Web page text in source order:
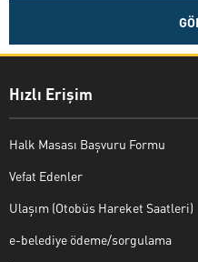
Hızlı Erişim
Halk Masası Başvuru Formu
Vefat Edenler
Ulaşım (Otobüs Hareket Saatleri)
e-belediye ödeme/sorgulama